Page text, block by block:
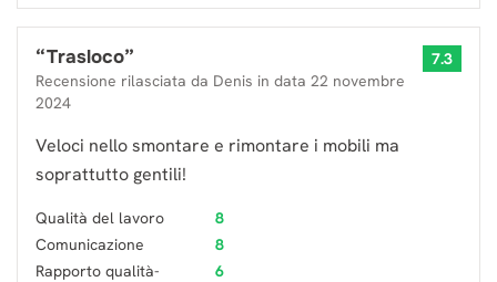
“Trasloco”
Recensione rilasciata da Denis in data 22 novembre
2024
7.3
Veloci nello smontare e rimontare i mobili ma
soprattutto gentili!
Qualità del lavoro
8
Comunicazione
8
Rapporto qualità-
6